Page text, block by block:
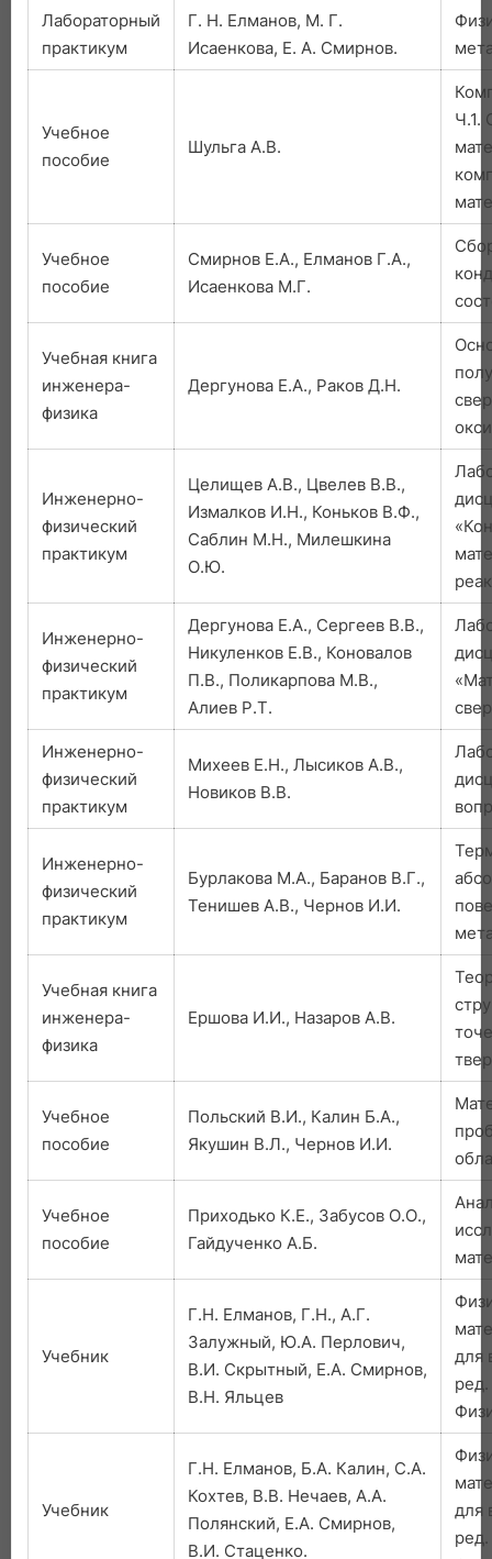
Лабораторный
практикум
Г. Н. Елманов, М. Г.
Исаенкова, Е. А. Смирнов.
Учебное
пособие
Шульга А.В.
Ч.1.
Учебное
пособие
Смирнов Е.А., Елманов Г.А.,
Исаенкова М.Г.
Учебная книга
инженера-
физика
Дергунова Е.А., Раков Д.Н.
Инженерно-
физический
практикум
Целищев А.В., Цвелев В.В.,
Измалков И.Н., Коньков В.Ф.,
Саблин М.Н., Милешкина
О.Ю.
Инженерно-
физический
практикум
Дергунова Е.А., Сергеев В.В.,
Никуленков Е.В., Коновалов
П.В., Поликарпова М.В.,
Алиев Р.Т.
Инженерно-
физический
практикум
Михеев Е.Н., Лысиков А.В.,
Новиков В.В.
Инженерно-
физический
практикум
Бурлакова М.А., Баранов В.Г.,
Тенишев А.В., Чернов И.И.
Учебная книга
инженера-
физика
Ершова И.И., Назаров А.В.
Учебное
пособие
Польский В.И., Калин Б.А.,
Якушин В.Л., Чернов И.И.
Учебное
пособие
Приходько К.Е., Забусов О.О.,
Гайдученко А.Б.
Учебник
Г.Н. Елманов, Г.Н., А.Г.
Залужный, Ю.А. Перлович,
В.И. Скрытный, Е.А. Смирнов,
В.Н. Яльцев
для
Учебник
Г.Н. Елманов, Б.А. Калин, С.А.
Кохтев, В.В. Нечаев, А.А.
Полянский, Е.А. Смирнов,
В.И. Стаценко.
для